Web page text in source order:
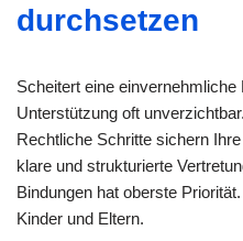
durchsetzen
Scheitert eine
Unterstützung oft
Rechtliche Schritte sichern
klare und strukturierte
Bindungen hat oberste
Kinder und Eltern.